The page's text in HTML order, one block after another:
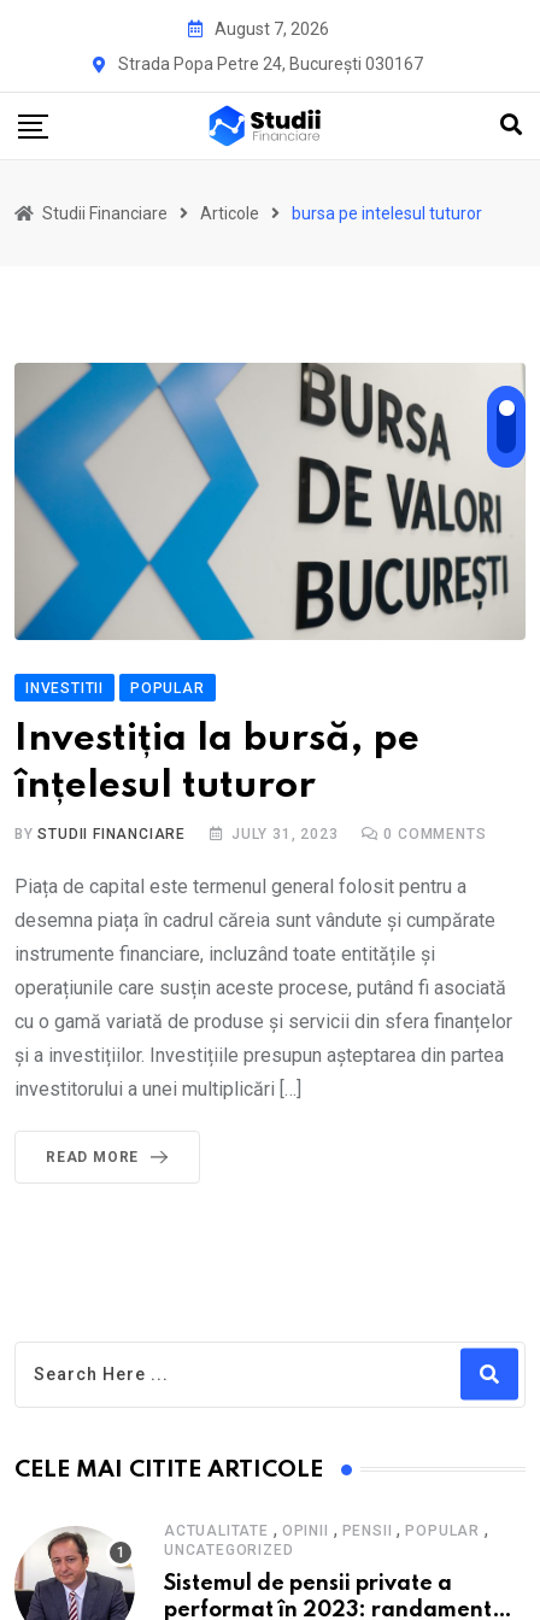
August 7, 2026
Strada Popa Petre 24, București 030167
Studii Financiare Articole bursa pe intelesul tuturor
INVESTITII POPULAR
Investiția la bursă, pe
înțelesul tuturor
BYSTUDII FINANCIARE JULY 31, 2023 0 COMMENTS
Piața de capital este termenul general folosit pentru a
desemna piața în cadrul căreia sunt vândute și cumpărate
instrumente financiare, incluzând toate entitățile și
operațiunile care susțin aceste procese, putând fi asociată
cu o gamă variată de produse și servicii din sfera finanțelor
și a investițiilor. Investițiile presupun așteptarea din partea
investitorului a unei multiplicări […]
READ MORE
CELE MAI CITITE ARTICOLE
ACTUALITATE , OPINII , PENSII ,POPULAR ,
UNCATEGORIZED
Sistemul de pensii private a
performat în 2023: randament